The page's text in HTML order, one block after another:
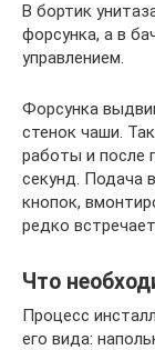
В бортик
форсунка, а в
управлением.
Форсунка
стенок чаши.
работы и после
секунд. Подача
кнопок,
редко
Что
Процесс
его вида: